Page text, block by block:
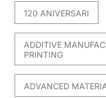
120 ANIVERSARI
ADDITIVE
PRINTING
ADVANCED